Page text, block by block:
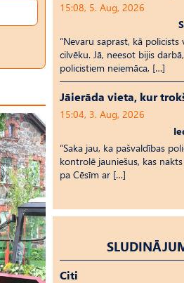
15:08, 5. Aug, 2026
“Nevaru saprast, kā policists
cilvēku. Jā, neesot bijis
policistiem neiemāca, […]
Jāierāda vieta, kur
15:04, 3. Aug, 2026
“Saka jau, ka pašvaldības
kontrolē jauniešus, kas
pa Cēsīm ar […]
Citi